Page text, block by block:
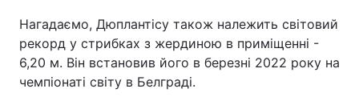
Нагадаємо, Дюплантісу також належить світовий
рекорд у стрибках з жердиною в приміщенні -
6,20 м. Він встановив його в березні 2022 року на
чемпіонаті світу в Белграді.